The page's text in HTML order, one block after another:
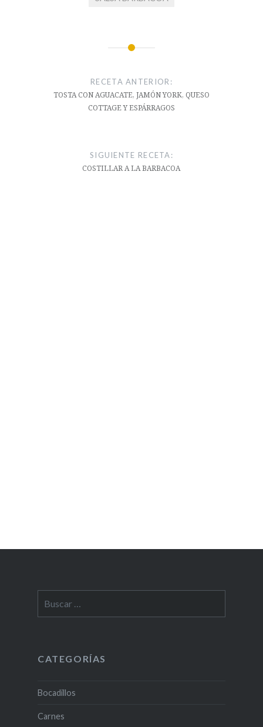
entradas
RECETA ANTERIOR:
TOSTA CON AGUACATE, JAMÓN YORK, QUESO
COTTAGE Y ESPÁRRAGOS
SIGUIENTE RECETA:
COSTILLAR A LA BARBACOA
CATEGORÍAS
Bocadillos
Carnes